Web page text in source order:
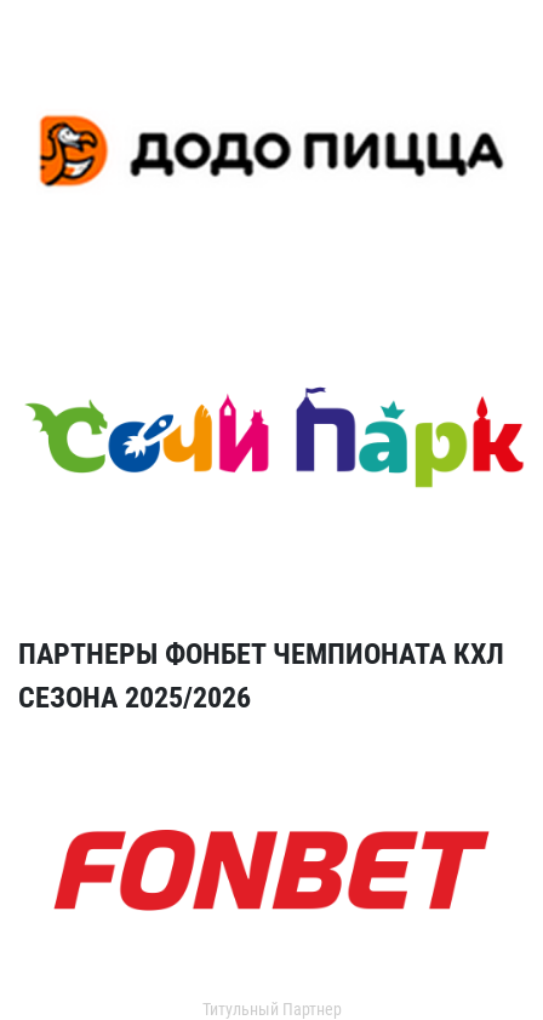
ПАРТНЕРЫ ФОНБЕТ ЧЕМПИОНАТА КХЛ
СЕЗОНА 2025/2026
Титульный Партнер